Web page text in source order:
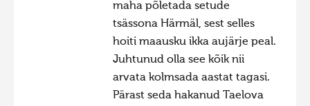
maha põletada setude
tsässona Härmäl, sest selles
hoiti maausku ikka aujärje peal.
Juhtunud olla see kõik nii
arvata kolmsada aastat tagasi.
Pärast seda hakanud Taelova